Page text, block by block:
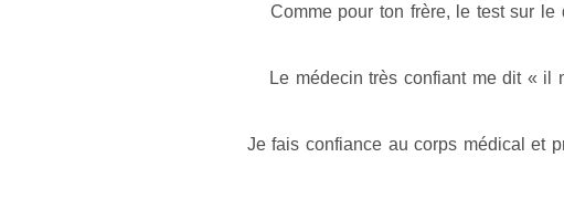
Comme pour ton frère, le test sur
Le médecin très confiant me dit « il
Je fais confiance au corps médical et